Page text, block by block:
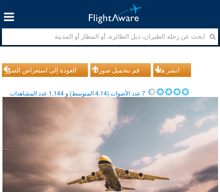
العودة إلى استعراض الصور قم بتحميل صورك انشر هذا
7عدد الأصوات (4.14المتوسط) و 1,144 عدد المشاهدات